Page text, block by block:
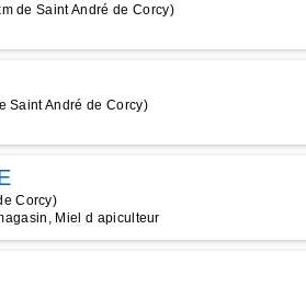
de Saint André de Corcy)
Saint André de Corcy)
Corcy)
Miel d apiculteur